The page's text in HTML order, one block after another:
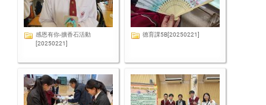
感恩有你-擴香石活動
[20250221]
德育課5B[20250221]